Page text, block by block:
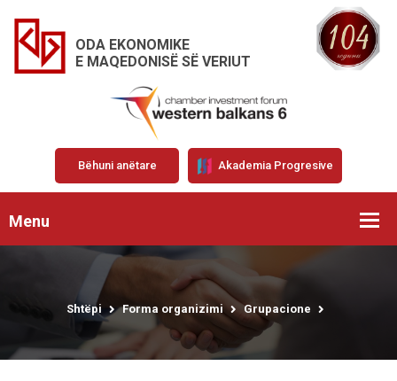
ODA EKONOMIKE
E MAQEDONISË SË VERIUT
Bëhuni anëtare Akademia Progresive
Menu
Shtëpi Forma organizimi Grupacione